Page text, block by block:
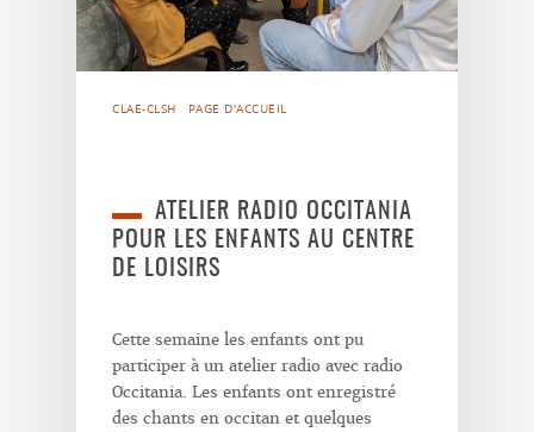
CLAE-CLSH PAGE D'ACCUEIL
ATELIER RADIO OCCITANIA
POUR LES ENFANTS AU CENTRE
DE LOISIRS
Cette semaine les enfants ont pu
participer à un atelier radio avec radio
Occitania. Les enfants ont enregistré
des chants en occitan et quelques